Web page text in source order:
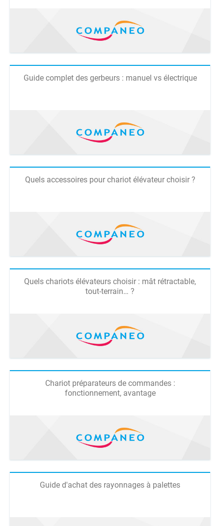
Guide complet des gerbeurs : manuel vs électrique
Quels accessoires pour chariot élévateur choisir ?
Quels chariots élévateurs choisir : mât rétractable,
tout-terrain… ?
Chariot préparateurs de commandes :
fonctionnement, avantage
Guide d'achat des rayonnages à palettes